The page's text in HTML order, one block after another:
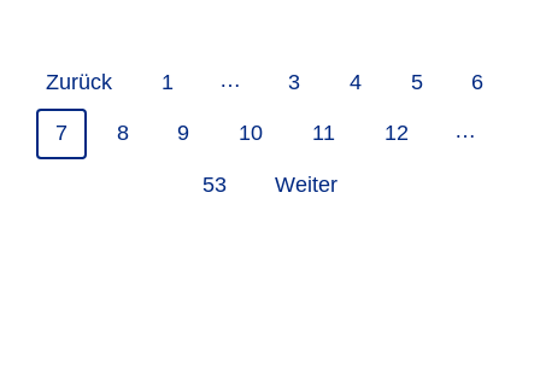
Zurück 1 … 3 4 5 6
7 8 9 10 11 12 …
53 Weiter